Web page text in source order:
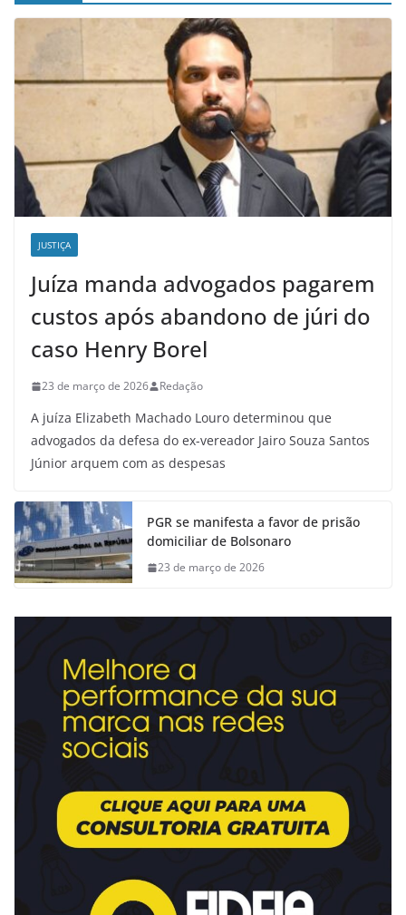
JUSTIÇA
Juíza manda advogados pagarem
custos após abandono de júri do
caso Henry Borel
23 de março de 2026 Redação
A juíza Elizabeth Machado Louro determinou que
advogados da defesa do ex-vereador Jairo Souza Santos
Júnior arquem com as despesas
PGR se manifesta a favor de prisão
domiciliar de Bolsonaro
23 de março de 2026